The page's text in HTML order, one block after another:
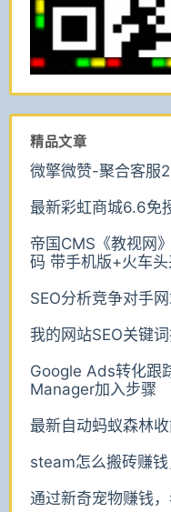
精品文章
微擎微赞-聚合客服
最新彩虹商城6.6免
帝国CMS《教视网
码 带手机版+火车
SEO分析竞争对手
我的网站SEO关键
Google Ads转化跟
Manager加入步骤
最新自动蚂蚁森林
steam怎么搬砖赚
通过新奇宠物赚钱